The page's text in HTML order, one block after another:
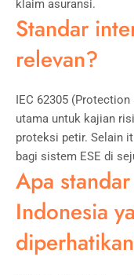
klaim asuransi.
Standar
relevan?
IEC 62305
utama untuk kajian
proteksi petir. Selain
bagi sistem ESE di
Apa
Indonesia